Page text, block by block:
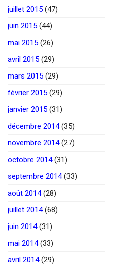
juillet 2015 (47)
juin 2015 (44)
mai 2015 (26)
avril 2015 (29)
mars 2015 (29)
février 2015 (29)
janvier 2015 (31)
décembre 2014(35)
novembre 2014(27)
octobre 2014(31)
septembre 2014(33)
août 2014(28)
juillet 2014(68)
juin 2014(31)
mai 2014(33)
avril 2014(29)